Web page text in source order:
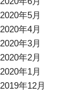
2020年5月
2020年4月
2020年3月
2020年2月
2020年1月
2019年12月